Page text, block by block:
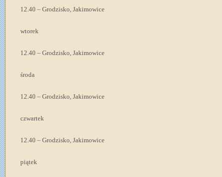
12.40 – Grodzisko, Jakimowice
wtorek
12.40 – Grodzisko, Jakimowice
środa
12.40 – Grodzisko, Jakimowice
czwartek
12.40 – Grodzisko, Jakimowice
piątek